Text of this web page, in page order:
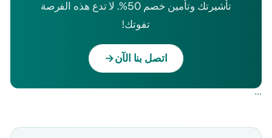
تأشيرتك وتأمين خصم 50%. لا تدع هذه الفرصة
تفوتك!
اتصل بنا الآن→
```